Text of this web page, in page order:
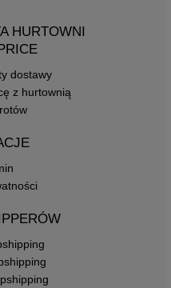
HURTOWNI
dostawy
z hurtownią